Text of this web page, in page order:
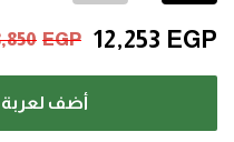
EGP 12,253 EGP
أضف